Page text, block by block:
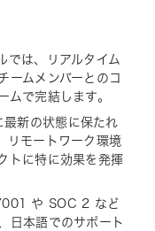
では、リアルタイム
ームメンバーとのコ
ムで完結します。
新の状態に保たれ
リモートワーク環境
トに特に効果を発揮
や SOC 2 など
日本語でのサポート